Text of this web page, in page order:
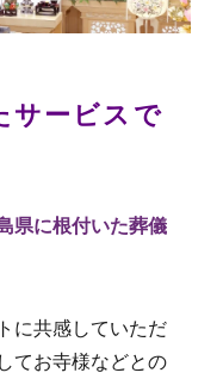
サービスで
県に根付いた葬儀
に共感していただ
てお寺様などとの